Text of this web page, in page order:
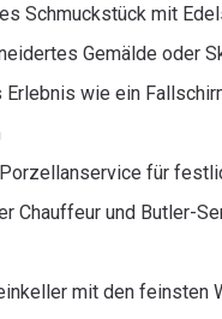
Schmuckstück mit
Gemälde oder
Erlebnis wie ein
für
Chauffeur und Butler-
mit den feinsten